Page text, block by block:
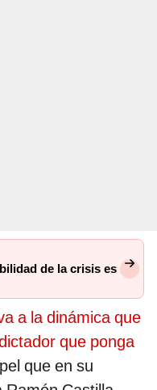
de la crisis es
a la dinámica que
que ponga
que en su